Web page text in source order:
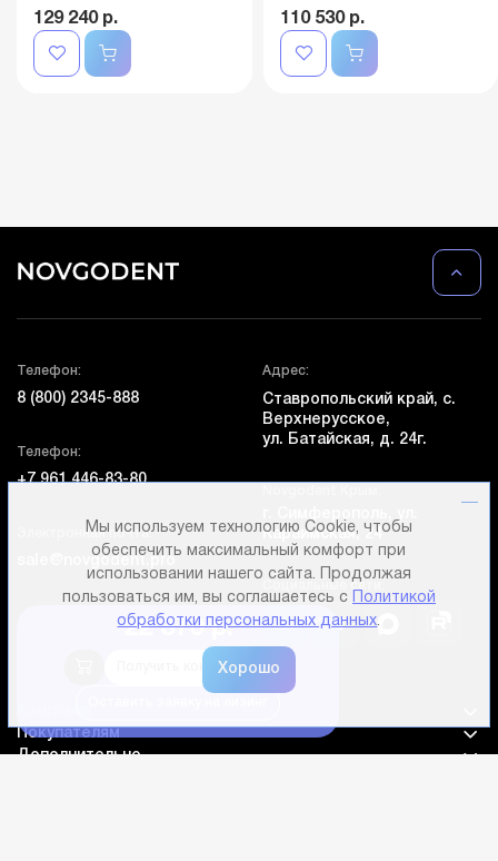
22 370 р.
Получить консультацию
129 240 р. 110 530 р.
Телефон:
8 (800) 2345-888
Телефон:
+7 961 446-83-80
Электронная почта:
Адрес:
Ставропольский край, с.
Верхнерусское,
ул. Батайская, д. 24г.
Караимская, 24
Социальные сети:
Покупателям
Дополнительно
Мы используем технологию Cookie, чтобы
обеспечить максимальный комфорт при
использовании нашего сайта. Продолжая
пользоваться им, вы соглашаетесь с
Политикой
обработки персональных данных.